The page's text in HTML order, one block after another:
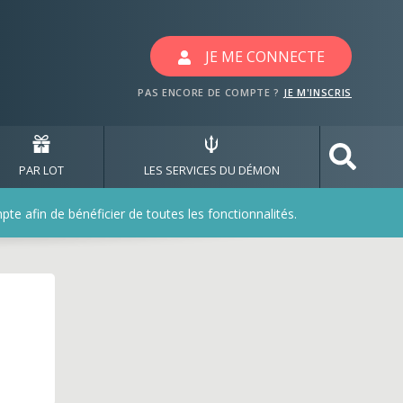
jeux oberthur
JE ME CONNECTE
PAS ENCORE DE COMPTE ? JE M'INSCRIS
PAR LOT LES SERVICES DU DÉMON
afin de bénéficier de toutes les fonctionnalités.